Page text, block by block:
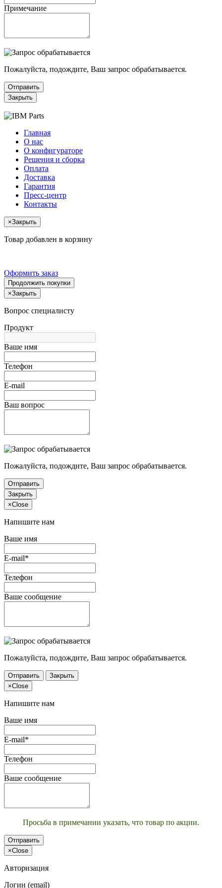
Примечание
Пожалуйста, подождите, Ваш запрос обрабатывается.
Отправить
Закрыть
Главная
О нас
О конфигураторе
Решения и сборка
Оплата
Доставка
Гарантия
Пресс-центр
Контакты
×Закрыть
Товар добавлен в корзину
Оформить заказ
Продолжить покупки
×Закрыть
Вопрос специалисту
Продукт
Ваше имя
Телефон
E-mail
Ваш вопрос
Пожалуйста, подождите, Ваш запрос обрабатывается.
Отправить
Закрыть
×Close
Напишите нам
Ваше имя
E-mail*
Телефон
Ваше сообщение
Пожалуйста, подождите, Ваш запрос обрабатывается.
Отправить
Закрыть
×Close
Напишите нам
Ваше имя
E-mail*
Телефон
Ваше сообщение
Просьба в примечании указать, что товар по акции.
Отправить
×Close
Авторизация
Логин (email)